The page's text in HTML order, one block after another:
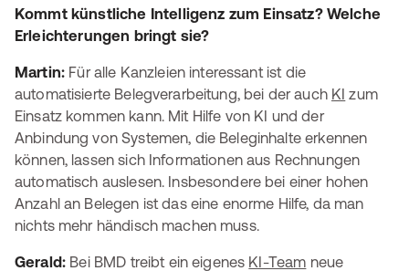
Kommt künstliche Intelligenz zum Einsatz? Welche
Erleichterungen bringt sie?
Martin: Für alle Kanzleien interessant ist die
automatisierte Belegverarbeitung, bei der auch KI zum
Einsatz kommen kann. Mit Hilfe von KI und der
Anbindung von Systemen, die Beleginhalte erkennen
können, lassen sich Informationen aus Rechnungen
automatisch auslesen. Insbesondere bei einer hohen
Anzahl an Belegen ist das eine enorme Hilfe, da man
nichts mehr händisch machen muss.
Gerald: Bei BMD treibt ein eigenes KI-Team neue